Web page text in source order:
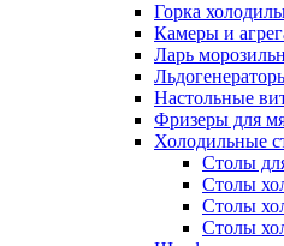
Горка
Камеры и
Ларь
Настольные
Фризеры для
Холодильные
Столы
Столы
Столы
Столы